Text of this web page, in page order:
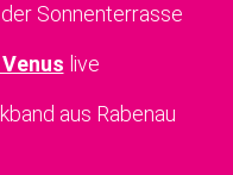
Sonnenterrasse
live
aus Rabenau